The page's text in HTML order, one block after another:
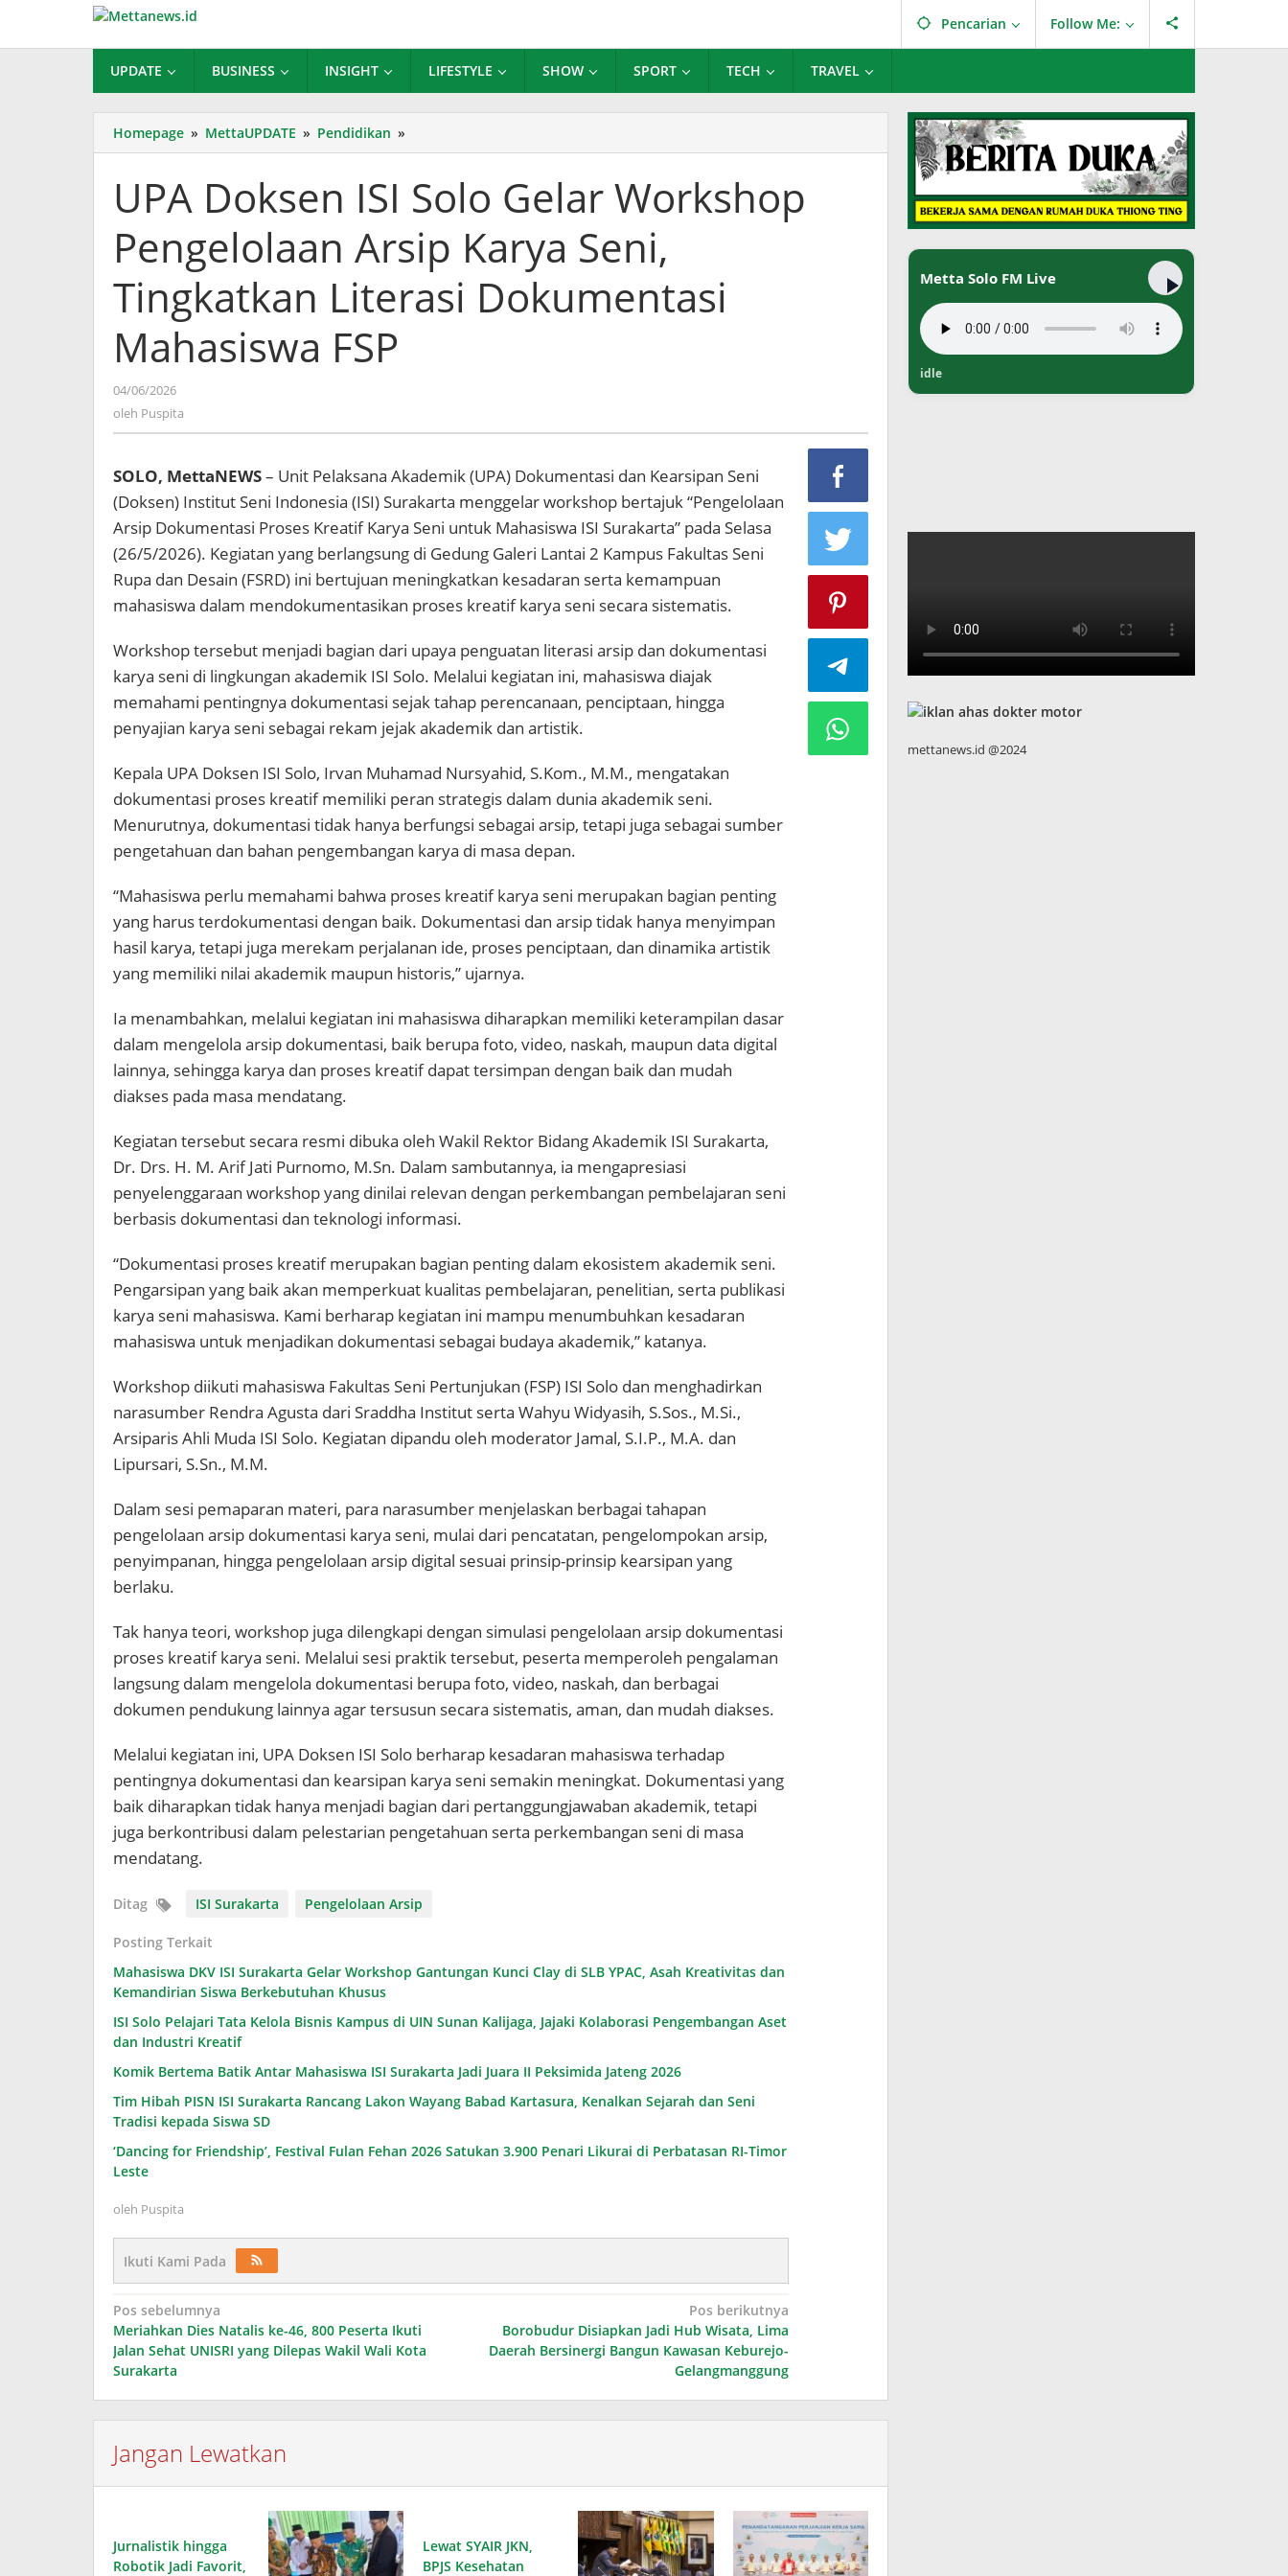
konten
Pencarian Follow Me:
UPDATE BUSINESS INSIGHT LIFESTYLE SHOW SPORT TECH TRAVEL
Homepage » MettaUPDATE » Pendidikan »
Doksen
Solo
Gelar
Workshop
Pengelolaan
Arsip
Karya
Seni,
UPA Doksen ISI Solo Gelar Workshop
Pengelolaan Arsip Karya Seni,
Tingkatkan Literasi Dokumentasi
Mahasiswa FSP
04/06/2026
oleh Puspita
SOLO, MettaNEWS– Unit Pelaksana Akademik (UPA) Dokumentasi dan Kearsipan Seni
(Doksen) Institut Seni Indonesia (ISI) Surakarta menggelar workshop bertajuk “Pengelolaan
Arsip Dokumentasi Proses Kreatif Karya Seni untuk Mahasiswa ISI Surakarta” pada Selasa
(26/5/2026). Kegiatan yang berlangsung di Gedung Galeri Lantai 2 Kampus Fakultas Seni
Rupa dan Desain (FSRD) ini bertujuan meningkatkan kesadaran serta kemampuan
mahasiswa dalam mendokumentasikan proses kreatif karya seni secara sistematis.
Workshop tersebut menjadi bagian dari upaya penguatan literasi arsip dan dokumentasi
karya seni di lingkungan akademik ISI Solo. Melalui kegiatan ini, mahasiswa diajak
memahami pentingnya dokumentasi sejak tahap perencanaan, penciptaan, hingga
penyajian karya seni sebagai rekam jejak akademik dan artistik.
Kepala UPA Doksen ISI Solo, Irvan Muhamad Nursyahid, S.Kom., M.M., mengatakan
dokumentasi proses kreatif memiliki peran strategis dalam dunia akademik seni.
Menurutnya, dokumentasi tidak hanya berfungsi sebagai arsip, tetapi juga sebagai sumber
pengetahuan dan bahan pengembangan karya di masa depan.
“Mahasiswa perlu memahami bahwa proses kreatif karya seni merupakan bagian penting
yang harus terdokumentasi dengan baik. Dokumentasi dan arsip tidak hanya menyimpan
hasil karya, tetapi juga merekam perjalanan ide, proses penciptaan, dan dinamika artistik
yang memiliki nilai akademik maupun historis,” ujarnya.
Ia menambahkan, melalui kegiatan ini mahasiswa diharapkan memiliki keterampilan dasar
dalam mengelola arsip dokumentasi, baik berupa foto, video, naskah, maupun data digital
lainnya, sehingga karya dan proses kreatif dapat tersimpan dengan baik dan mudah
diakses pada masa mendatang.
Kegiatan tersebut secara resmi dibuka oleh Wakil Rektor Bidang Akademik ISI Surakarta,
Dr. Drs. H. M. Arif Jati Purnomo, M.Sn. Dalam sambutannya, ia mengapresiasi
penyelenggaraan workshop yang dinilai relevan dengan perkembangan pembelajaran seni
berbasis dokumentasi dan teknologi informasi.
“Dokumentasi proses kreatif merupakan bagian penting dalam ekosistem akademik seni.
Pengarsipan yang baik akan memperkuat kualitas pembelajaran, penelitian, serta publikasi
karya seni mahasiswa. Kami berharap kegiatan ini mampu menumbuhkan kesadaran
mahasiswa untuk menjadikan dokumentasi sebagai budaya akademik,” katanya.
Workshop diikuti mahasiswa Fakultas Seni Pertunjukan (FSP) ISI Solo dan menghadirkan
narasumber Rendra Agusta dari Sraddha Institut serta Wahyu Widyasih, S.Sos., M.Si.,
Arsiparis Ahli Muda ISI Solo. Kegiatan dipandu oleh moderator Jamal, S.I.P., M.A. dan
Lipursari, S.Sn., M.M.
Dalam sesi pemaparan materi, para narasumber menjelaskan berbagai tahapan
pengelolaan arsip dokumentasi karya seni, mulai dari pencatatan, pengelompokan arsip,
penyimpanan, hingga pengelolaan arsip digital sesuai prinsip-prinsip kearsipan yang
berlaku.
Tak hanya teori, workshop juga dilengkapi dengan simulasi pengelolaan arsip dokumentasi
proses kreatif karya seni. Melalui sesi praktik tersebut, peserta memperoleh pengalaman
langsung dalam mengelola dokumentasi berupa foto, video, naskah, dan berbagai
dokumen pendukung lainnya agar tersusun secara sistematis, aman, dan mudah diakses.
Melalui kegiatan ini, UPA Doksen ISI Solo berharap kesadaran mahasiswa terhadap
pentingnya dokumentasi dan kearsipan karya seni semakin meningkat. Dokumentasi yang
baik diharapkan tidak hanya menjadi bagian dari pertanggungjawaban akademik, tetapi
juga berkontribusi dalam pelestarian pengetahuan serta perkembangan seni di masa
mendatang.
Ditag ISI Surakarta Pengelolaan Arsip
Posting Terkait
Mahasiswa DKV ISI Surakarta Gelar Workshop Gantungan Kunci Clay di SLB YPAC, Asah Kreativitas dan
Kemandirian Siswa Berkebutuhan Khusus
ISI Solo Pelajari Tata Kelola Bisnis Kampus di UIN Sunan Kalijaga, Jajaki Kolaborasi Pengembangan Aset
dan Industri Kreatif
Komik Bertema Batik Antar Mahasiswa ISI Surakarta Jadi Juara II Peksimida Jateng 2026
Tim Hibah PISN ISI Surakarta Rancang Lakon Wayang Babad Kartasura, Kenalkan Sejarah dan Seni
Tradisi kepada Siswa SD
‘Dancing for Friendship’, Festival Fulan Fehan 2026 Satukan 3.900 Penari Likurai di Perbatasan RI-Timor
Leste
oleh Puspita
Ikuti Kami Pada
Navigasi
pos
Pos sebelumnya
Meriahkan Dies Natalis ke-46, 800 Peserta Ikuti
Jalan Sehat UNISRI yang Dilepas Wakil Wali Kota
Surakarta
Pos berikutnya
Borobudur Disiapkan Jadi Hub Wisata, Lima
Daerah Bersinergi Bangun Kawasan Keburejo-
Gelangmanggung
Jangan Lewatkan
Jurnalistik hingga
Robotik Jadi Favorit,
Lewat SYAIR JKN,
BPJS Kesehatan
Metta Solo FM Live
idle
mettanews.id @2024